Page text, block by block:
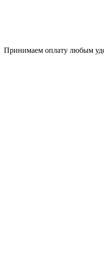
Принимаем оплату любым